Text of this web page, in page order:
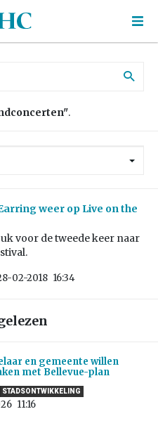
.
weer op Live on the
voor de tweede keer naar
02-2018 16:34
en gemeente willen
met Bellevue-plan
STADSONTWIKKELING
11:16